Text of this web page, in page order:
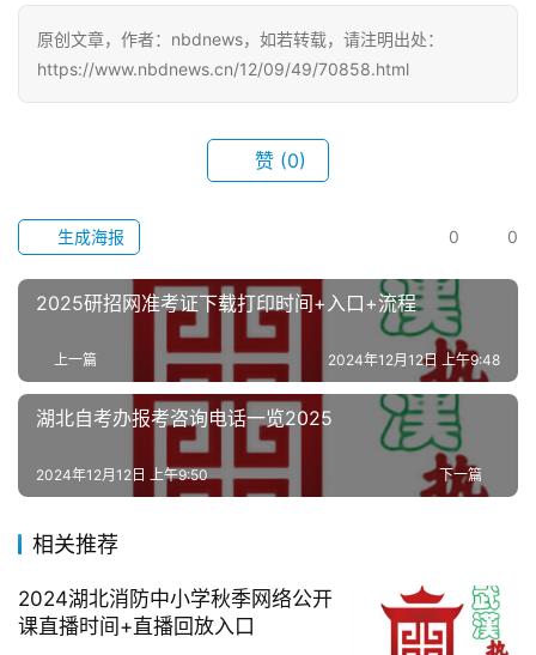
旅
游
活
科
察
关
于
原创文章，作者：nbdnews，如若转载，请注明出处：
https://www.nbdnews.cn/12/09/49/70858.html
赞 (0)
0 0
生成海报
2025研招网准考证下载打印时间+入口+流程
上一篇 2024年12月12日 上午9:48
湖北自考办报考咨询电话一览2025
下一篇
2024年12月12日 上午9:50
相关推荐
2024湖北消防中小学秋季网络公开
课直播时间+直播回放入口